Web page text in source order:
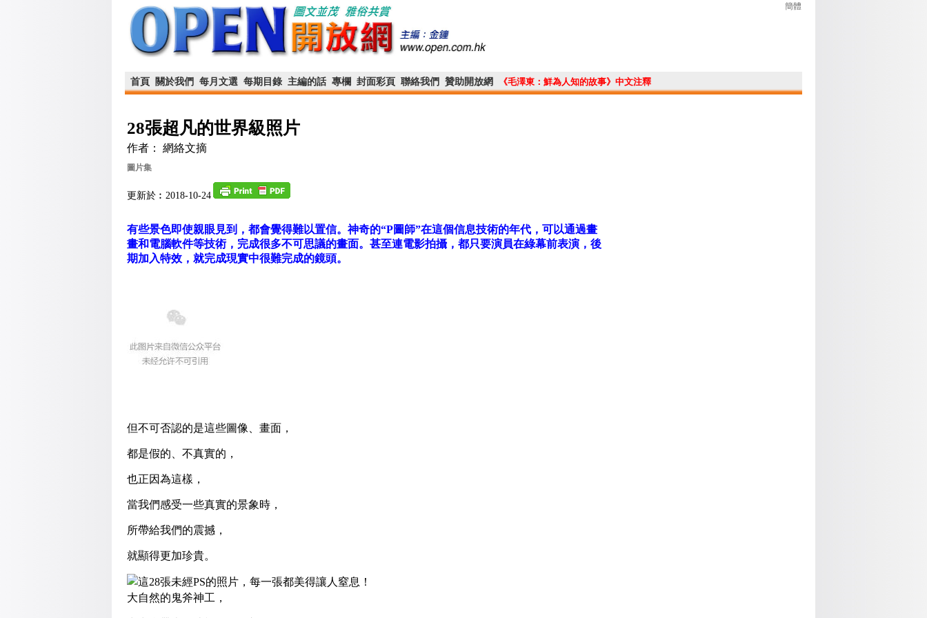
簡體
首頁 關於我們 每月文選 每期目錄 主編的話 專欄 封面彩頁 聯絡我們 贊助開放網 《毛澤東：鮮為人知的故事》中文注釋
28張超凡的世界級照片
作者： 網絡文摘
圖片集
更新於︰2018-10-24
有些景色即使親眼見到，都會覺得難以置信。神奇的“P圖師”在這個信息技術的年代，可以通過畫
畫和電腦軟件等技術，完成很多不可思議的畫面。甚至連電影拍攝，都只要演員在綠幕前表演，後
期加入特效，就完成現實中很難完成的鏡頭。
但不可否認的是這些圖像、畫面，
都是假的、不真實的，
也正因為這樣，
當我們感受一些真實的景象時，
所帶給我們的震撼，
就顯得更加珍貴。
大自然的鬼斧神工，